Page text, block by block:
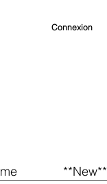
**New**
Connexion